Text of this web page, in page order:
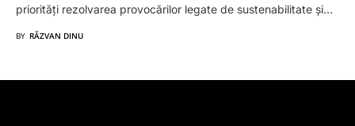
priorități rezolvarea provocărilor legate de sustenabilitate și…
BY RĂZVAN DINU